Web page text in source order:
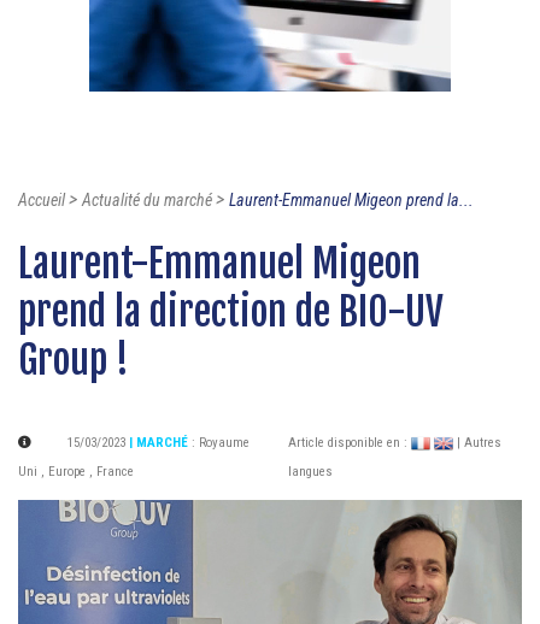
Accueil>Actualité du marché> Laurent-Emmanuel Migeon prend la...
Laurent-Emmanuel Migeon
prend la direction de BIO-UV
Group !
15/03/2023 | MARCHÉ : Royaume
Uni , Europe , France
Article disponible en :
| Autres
langues